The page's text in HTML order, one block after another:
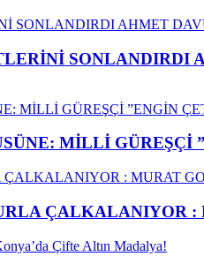
SONLANDIRDI
MİLLİ
ÇALKALANIYOR